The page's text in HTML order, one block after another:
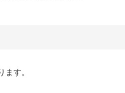
ます。